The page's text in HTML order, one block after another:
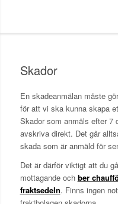
Skador
En skadeanmälan måste
för att vi ska kunna skapa
Skador som anmäls efter 7
avskriva direkt. Det går
skada som är anmäld för
Det är därför viktigt att du
mottagande och ber
fraktsedeln. Finns ingen